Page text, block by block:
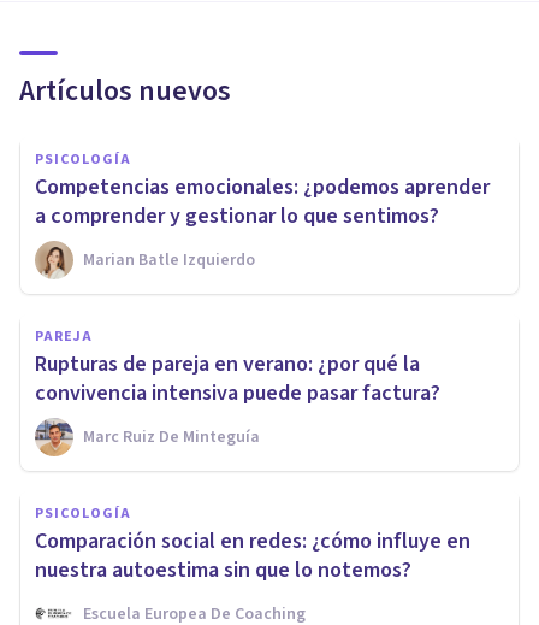
Artículos nuevos
PSICOLOGÍA
Competencias emocionales: ¿podemos aprender
a comprender y gestionar lo que sentimos?
Marian Batle Izquierdo
PAREJA
Rupturas de pareja en verano: ¿por qué la
convivencia intensiva puede pasar factura?
Marc Ruiz De Minteguía
PSICOLOGÍA
Comparación social en redes: ¿cómo influye en
nuestra autoestima sin que lo notemos?
Escuela Europea De Coaching